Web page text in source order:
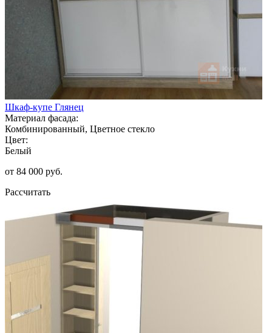
Шкаф-купе Глянец
Материал фасада:
Комбинированный, Цветное стекло
Цвет:
Белый
от 84 000 руб.
Рассчитать